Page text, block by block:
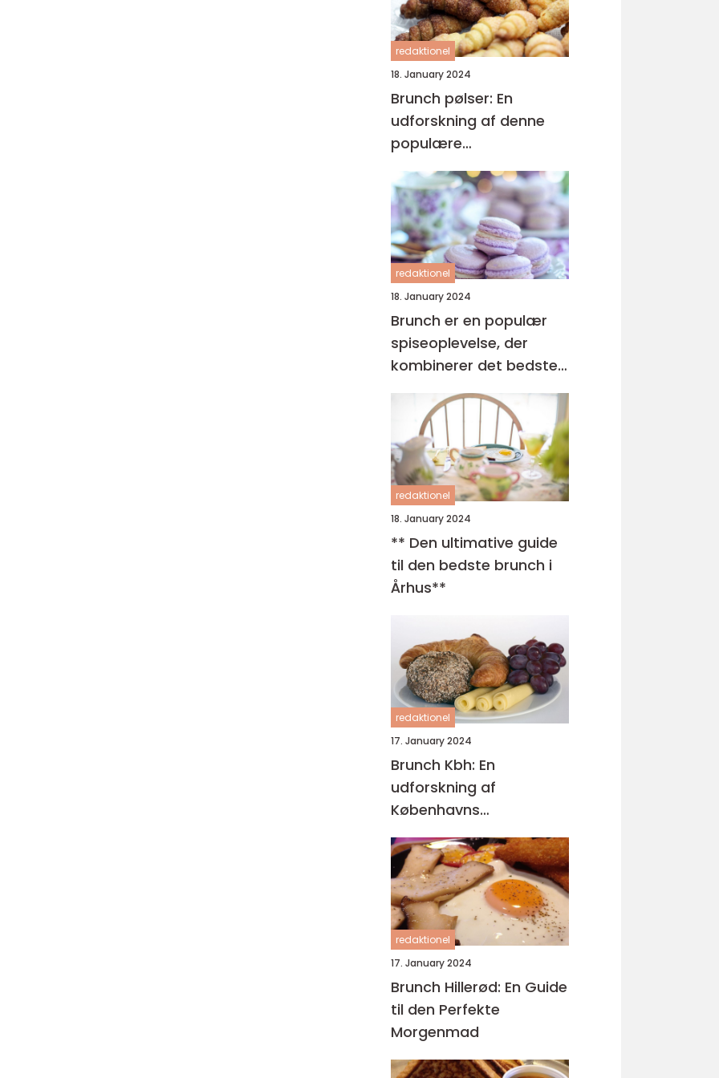
redaktionel
18. January 2024
Brunch pølser: En
udforskning af denne
populære
morgenmadsgenstand
redaktionel
18. January 2024
Brunch er en populær
spiseoplevelse, der
kombinerer det bedste
fra morgenmad og
frokost
redaktionel
18. January 2024
** Den ultimative guide
til den bedste brunch i
Århus**
redaktionel
17. January 2024
Brunch Kbh: En
udforskning af
Københavns
brunchscene
redaktionel
17. January 2024
Brunch Hillerød: En Guide
til den Perfekte
Morgenmad